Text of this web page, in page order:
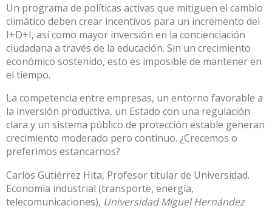
Un programa de políticas activas que mitiguen el cambio
climático deben crear incentivos para un incremento del
I+D+I, así como mayor inversión en la concienciación
ciudadana a través de la educación. Sin un crecimiento
económico sostenido, esto es imposible de mantener en
el tiempo.
La competencia entre empresas, un entorno favorable a
la inversión productiva, un Estado con una regulación
clara y un sistema público de protección estable generan
crecimiento moderado pero continuo. ¿Crecemos o
preferimos estancarnos?
Carlos Gutiérrez Hita, Profesor titular de Universidad.
Economía industrial (transporte, energía,
telecomunicaciones), Universidad Miguel Hernández